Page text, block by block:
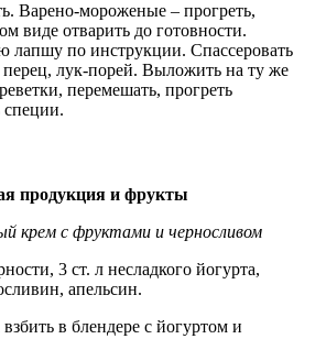
Варено-мороженые – прогреть,
виде отварить до готовности.
лапшу по инструкции. Спассеровать
перец, лук-порей. Выложить на ту же
перемешать, прогреть
специи.
продукция и фрукты
крем с фруктами и черносливом
3 ст. л несладкого йогурта,
апельсин.
в блендере с йогуртом и